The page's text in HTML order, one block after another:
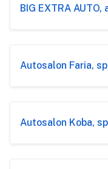
BIG EXTRA AUTO,
Autosalon Faria,
Autosalon Koba,